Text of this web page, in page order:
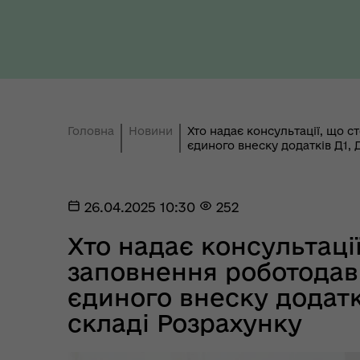
Регіональне представництво
Уповноваженого Верховної
Ради України з прав людини у
Полтавській області
Головна Новини
Хто надає консультації, що
єдиного внеску додатків Д1,
26.04.2025 10:30 252
Хто надає
заповнення
єдиного внеску
складі Розрахунку